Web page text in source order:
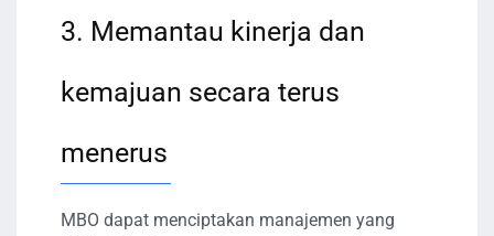
3. Memantau kinerja dan
kemajuan secara terus
menerus
MBO dapat menciptakan manajemen yang